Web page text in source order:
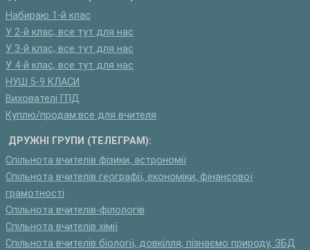
Набираю 1-й клас
У 2-й клас, все тут для нас
У 3-й клас, все тут для нас
У 4-й клас, все тут для нас
НУШ 5-9 КЛАСИ
Вихователі ГПД
Куплю/продам:все для вчителя
ДРУЖНІ ГРУПИ (ТЕЛЕГРАМ):
Спільнота вчителів фізики, астрономії
Спільнота вчителів географії, економіки, фінансової
грамотності
Спільнота вчителів-філологів
Спільнота вчителів хімії
Спільнота вчителів біології, довкілля, пізнаємо природу, ЗБД